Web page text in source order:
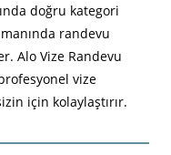
doğru kategori
randevu
Alo Vize Randevu
vize
için kolaylaştırır.